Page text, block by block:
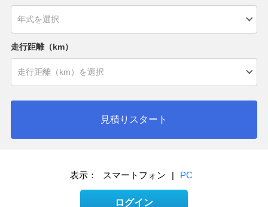
走行距離（km）
見積りスタート
表示： スマートフォン | PC
ログイン